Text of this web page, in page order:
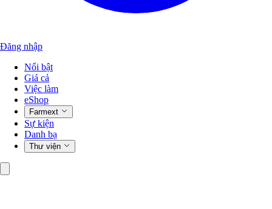
Đăng nhập
Nổi bật
Giá cả
Việc làm
eShop
Farmext
Sự kiện
Danh bạ
Thư viện